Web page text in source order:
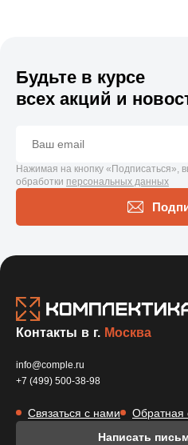
Будьте в курсе
всех акций и
Нажимая на кнопку «Подписаться»,
обработки персональных данных
Написать
Контакты в г. Москва
info@comple.ru
+7 (499) 500-38-98
Связаться с нами Обратная